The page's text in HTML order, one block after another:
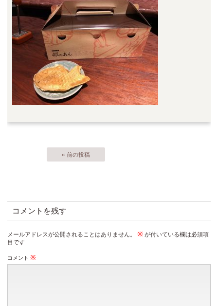
« 前の投稿
コメントを残す
メールアドレスが公開されることはありません。 ※ が付いている欄は必須項
目です
コメント ※